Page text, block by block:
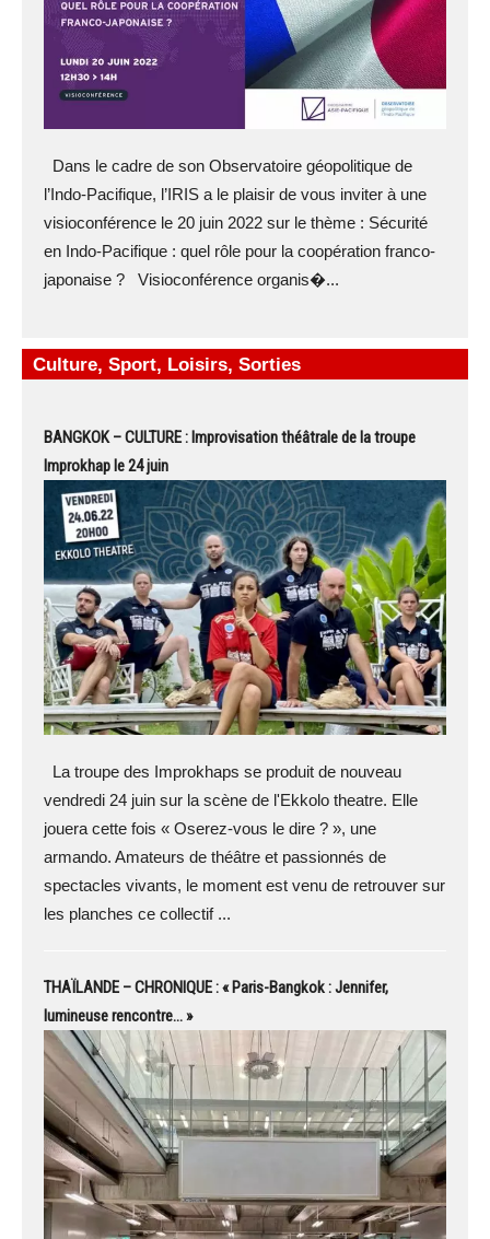
Dans le cadre de son Observatoire géopolitique de
l’Indo-Pacifique, l’IRIS a le plaisir de vous inviter à une
visioconférence le 20 juin 2022 sur le thème : Sécurité
en Indo-Pacifique : quel rôle pour la coopération franco-
japonaise ? Visioconférence organis�...
Culture, Sport, Loisirs, Sorties
BANGKOK – CULTURE : Improvisation théâtrale de la troupe
Improkhap le 24 juin
La troupe des Improkhaps se produit de nouveau
vendredi 24 juin sur la scène de l'Ekkolo theatre. Elle
jouera cette fois « Oserez-vous le dire ? », une
armando. Amateurs de théâtre et passionnés de
spectacles vivants, le moment est venu de retrouver sur
les planches ce collectif ...
THAÏLANDE – CHRONIQUE : « Paris-Bangkok : Jennifer,
lumineuse rencontre… »